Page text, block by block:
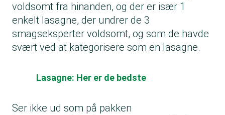
voldsomt fra hinanden, og der er især 1
enkelt lasagne, der undrer de 3
smagseksperter voldsomt, og som de havde
svært ved at kategorisere som en lasagne.
Lasagne: Her er de bedste
Ser ikke ud som på pakken